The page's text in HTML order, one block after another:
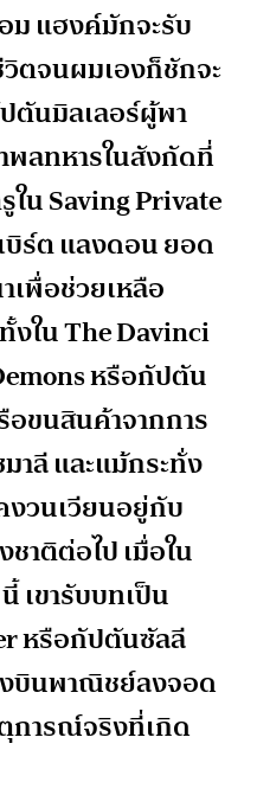
แฮงค์มักจะรับ
ตจนผมเองก็ชักจะ
ตันมิลเลอร์ผู้พา
ลทหารในสังกัดที่
น Saving Private
บิร์ต แลงดอน ยอด
พื่อช่วยเหลือ
ใน The Davinci
หรือกัปตัน
ขนสินค้าจากการ
าลี และแม้กระทั่ง
วนเวียนอยู่กับ
าติต่อไป เมื่อใน
เขารับบทเป็น
หรือกัปตันซัลลี
บินพาณิชย์ลงจอด
การณ์จริงที่เกิด